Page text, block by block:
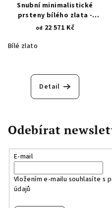
Snubní minimalistické
prsteny bílého zlata -
zirkonové osázení 1923
od 22 571 Kč
Bílé zlato
Detail
Odebírat
E-mail
Vložením e-mailu souhlasíte s
údajů